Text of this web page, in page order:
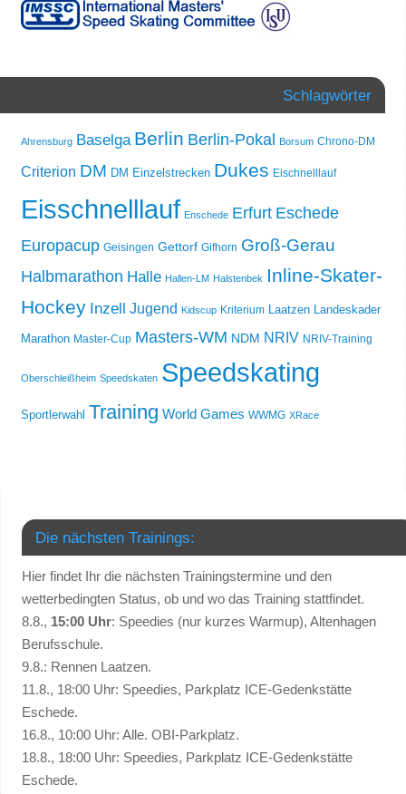
Schlagwörter
Ahrensburg Baselga Berlin Berlin-Pokal Borsum Chrono-DM
Criterion DM DM Einzelstrecken Dukes Eischnelllauf
Eisschnelllauf Enschede Erfurt Eschede
Europacup Geisingen Gettorf Gifhorn Groß-Gerau
Halbmarathon Halle Hallen-LM Halstenbek Inline-Skater-
Hockey Inzell Jugend Kidscup Kriterium Laatzen Landeskader
Marathon Master-Cup Masters-WM NDM NRIV NRIV-Training
Oberschleißheim Speedskaten Speedskating
Sportlerwahl Training World Games WWMG XRace
Die nächsten Trainings:
Hier findet Ihr die nächsten Trainingstermine und den
wetterbedingten Status, ob und wo das Training stattfindet.
8.8., 15:00 Uhr: Speedies (nur kurzes Warmup), Altenhagen
Berufsschule.
9.8.: Rennen Laatzen.
11.8., 18:00 Uhr: Speedies, Parkplatz ICE-Gedenkstätte
Eschede.
16.8., 10:00 Uhr: Alle. OBI-Parkplatz.
18.8., 18:00 Uhr: Speedies, Parkplatz ICE-Gedenkstätte
Eschede.